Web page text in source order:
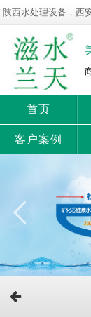
陕西水处理设备，西
净水设备，陕西直饮
首页
客户案例